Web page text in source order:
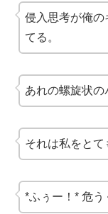
侵入思考が俺の
てる。
あれの螺旋状の
それは私をとて
*ふぅー！* 危う